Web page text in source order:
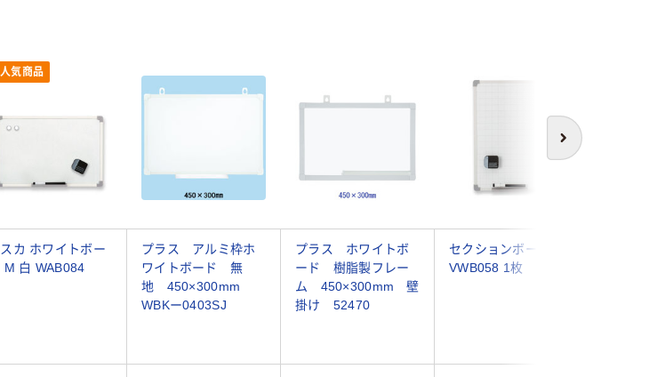
次へ
人気商品
カ ホワイトボー
M 白 WAB084
プラス アルミ枠ホ
ワイトボード 無
地 450×300mm
WBKー0403SJ
プラス ホワイトボ
ード 樹脂製フレー
ム 450×300mm 壁
掛け 52470
セクションボード M
VWB058 1枚